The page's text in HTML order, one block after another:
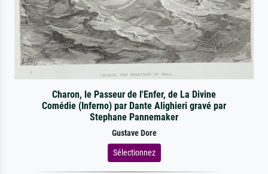
Charon, le Passeur de l'Enfer, de La Divine
Comédie (Inferno) par Dante Alighieri gravé par
Stephane Pannemaker
Gustave Dore
Sélectionnez